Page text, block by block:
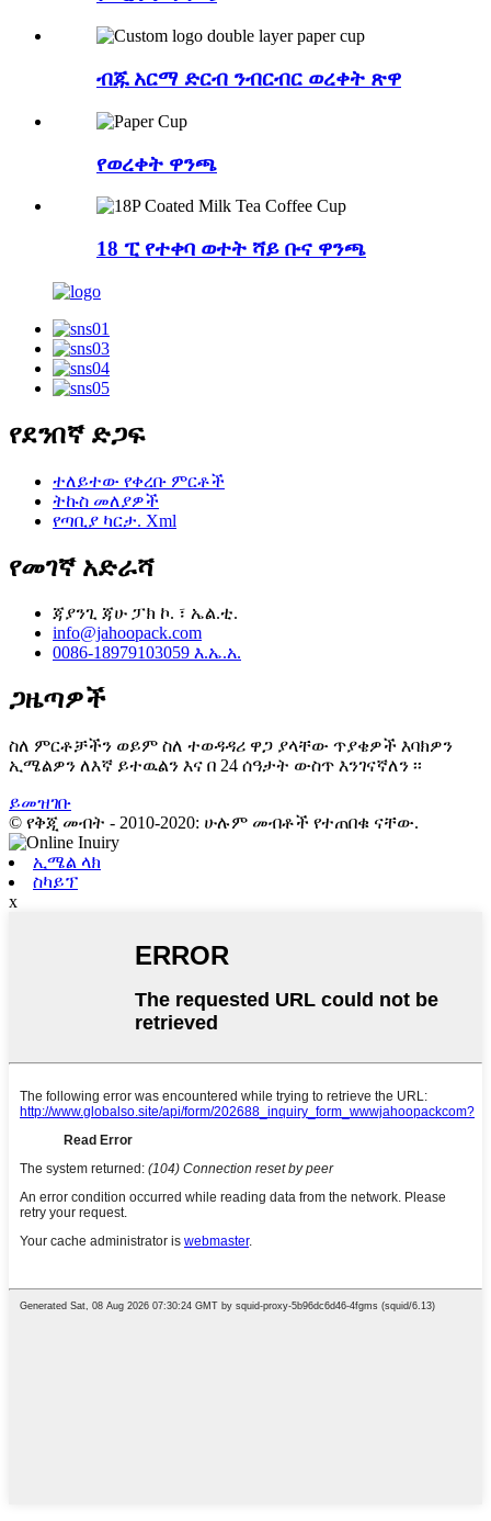
ብጁ አርማ ድርብ ንብርብር ወረቀት ጽዋ
የወረቀት ዋንጫ
18 ፒ የተቀባ ወተት ሻይ ቡና ዋንጫ
የደንበኛ ድጋፍ
ተለይተው የቀረቡ ምርቶች
ትኩስ መለያዎች
የጣቢያ ካርታ. Xml
የመገኛ አድራሻ
ጃያንጊ ጃሁ ፓክ ኮ. ፣ ኤል.ቲ.
info@jahoopack.com
0086-18979103059 እ.ኤ.አ.
ጋዜጣዎች
ስለ ምርቶቻችን ወይም ስለ ተወዳዳሪ ዋጋ ያላቸው ጥያቄዎች እባክዎን
ኢሜልዎን ለእኛ ይተዉልን እና በ 24 ሰዓታት ውስጥ እንገናኛለን ፡፡
ይመዝገቡ
© የቅጂ መብት - 2010-2020: ሁሉም መብቶች የተጠበቁ ናቸው.
ኢሜል ላክ
ስካይፕ
x